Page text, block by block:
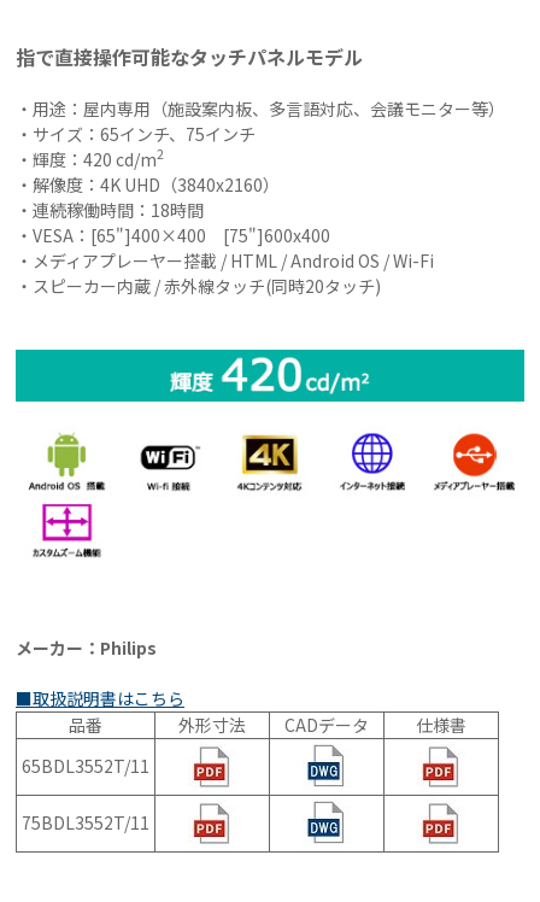
指で直接操作可能なタッチパネルモデル
・用途：屋内専用（施設案内板、多言語対応、会議モニター等）
・サイズ：65インチ、75インチ
・輝度：420 cd/m2
・解像度：4K UHD（3840x2160）
・連続稼働時間：18時間
・VESA：[65"]400×400 [75"]600x400
・メディアプレーヤー搭載 / HTML / Android OS / Wi-Fi
・スピーカー内蔵 / 赤外線タッチ(同時20タッチ)
メーカー：Philips
■取扱説明書はこちら
品番
外形寸法 CADデータ
仕様書
65BDL3552T/11
75BDL3552T/11